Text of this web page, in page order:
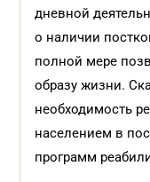
дневной
о наличии
полной мере
образу жизни.
необходимость
населением в
программ